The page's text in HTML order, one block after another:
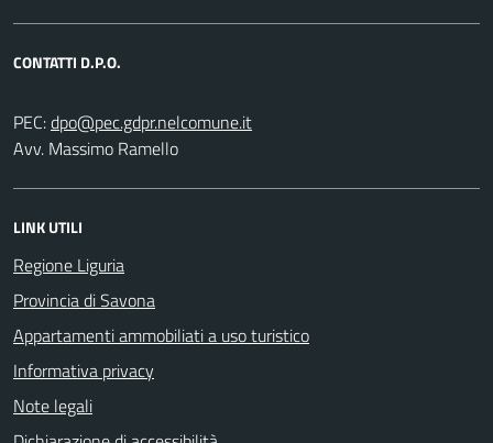
CONTATTI D.P.O.
PEC:
Avv. Massimo Ramello
LINK UTILI
Regione Liguria
Provincia di Savona
Appartamenti ammobiliati a uso turistico
Informativa privacy
Note legali